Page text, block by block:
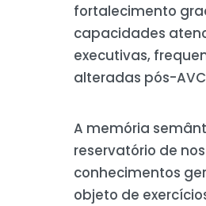
fortalecimento
capacidades
executivas,
alteradas pós-
A memória
reservatório de
conhecimentos
objeto de